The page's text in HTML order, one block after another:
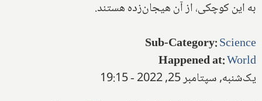
به این کوچکی، از آن هیجان‌زده هستند.
Sub-Category:Science
Happened at:World
یک‌شنبه, سپتامبر 25, 2022 - 19:15